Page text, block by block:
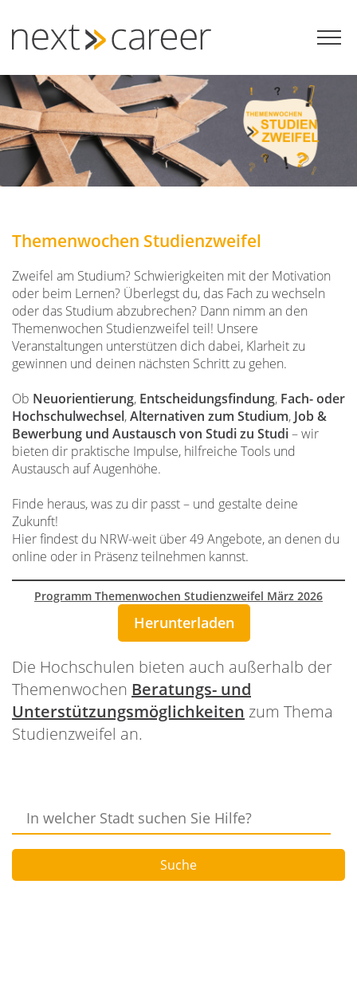
Inhalt
springen
Themenwochen Studienzweifel
Zweifel am Studium? Schwierigkeiten mit der Motivation
oder beim Lernen? Überlegst du, das Fach zu wechseln
oder das Studium abzubrechen? Dann nimm an den
Themenwochen Studienzweifel teil! Unsere
Veranstaltungen unterstützen dich dabei, Klarheit zu
gewinnen und deinen nächsten Schritt zu gehen.
Ob Neuorientierung, Entscheidungsfindung, Fach- oder
Hochschulwechsel,Alternativen zum Studium, Job &
Bewerbung und Austausch von Studi zu Studi– wir
bieten dir praktische Impulse, hilfreiche Tools und
Austausch auf Augenhöhe.
Finde heraus, was zu dir passt – und gestalte deine
Zukunft!
Hier findest du NRW-weit über 49 Angebote, an denen du
online oder in Präsenz teilnehmen kannst.
Programm Themenwochen Studienzweifel März 2026
Herunterladen
Die Hochschulen bieten auch außerhalb der
Themenwochen Beratungs- und
Unterstützungsmöglichkeiten zum Thema
Studienzweifel an.
welcher
Stadt
Suche